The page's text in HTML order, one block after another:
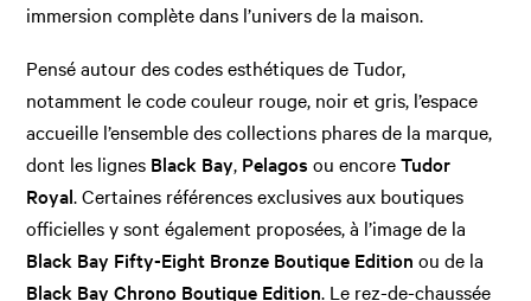
immersion complète dans l’univers de la maison.
Pensé autour des codes esthétiques de Tudor,
notamment le code couleur rouge, noir et gris, l’espace
accueille l’ensemble des collections phares de la marque,
dont les lignes Black Bay, Pelagos ou encoreTudor
Royal. Certaines références exclusives aux boutiques
officielles y sont également proposées, à l’image de la
Black Bay Fifty-Eight Bronze Boutique Edition ou de la
Black Bay Chrono Boutique Edition. Le rez-de-chaussée